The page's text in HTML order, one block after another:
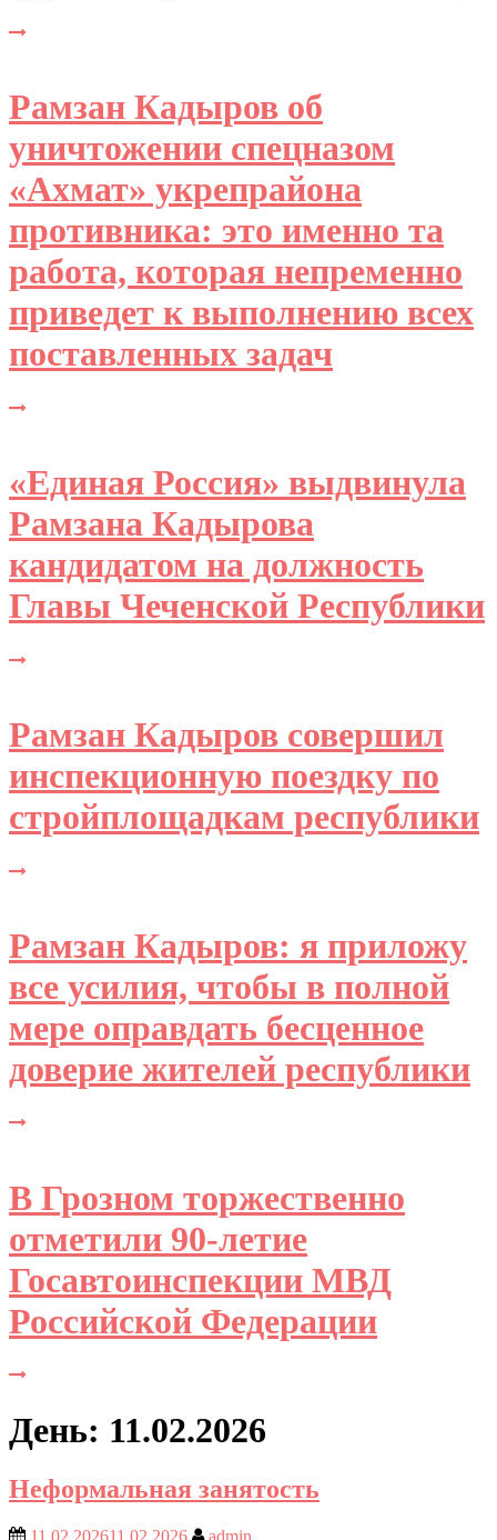
Рамзан Кадыров об
уничтожении спецназом
«Ахмат» укрепрайона
противника: это именно та
работа, которая непременно
приведет к выполнению всех
поставленных задач
«Единая Россия» выдвинула
Рамзана Кадырова
кандидатом на должность
Главы Чеченской Республики
Рамзан Кадыров совершил
инспекционную поездку по
стройплощадкам республики
Рамзан Кадыров: я приложу
все усилия, чтобы в полной
мере оправдать бесценное
доверие жителей республики
В Грозном торжественно
отметили 90-летие
Госавтоинспекции МВД
Российской Федерации
День: 11.02.2026
Неформальная занятость
11.02.202611.02.2026 admin